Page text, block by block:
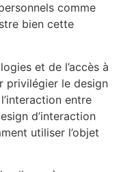
comme
bien cette
et de l’accès à
privilégier le design
entre
d’interaction
utiliser l’objet